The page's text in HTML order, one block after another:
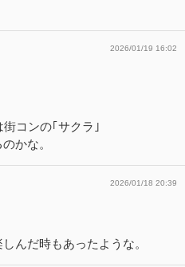
2026/01/19 16:02
コンの｢サクラ｣
かな。
2026/01/18 20:39
んだ時もあったような。